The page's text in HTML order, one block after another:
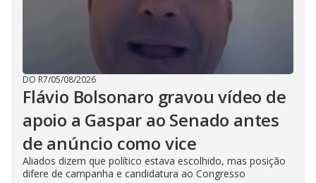
DO R7/05/08/2026
Flávio Bolsonaro gravou vídeo de
apoio a Gaspar ao Senado antes
de anúncio como vice
Aliados dizem que político estava escolhido, mas posição
difere de campanha e candidatura ao Congresso